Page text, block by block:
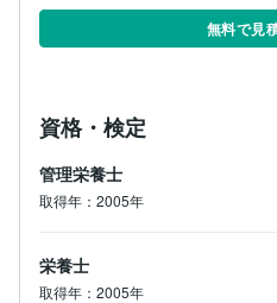
無料で見
資格・検定
管理栄養士
取得年：2005年
栄養士
取得年：2005年